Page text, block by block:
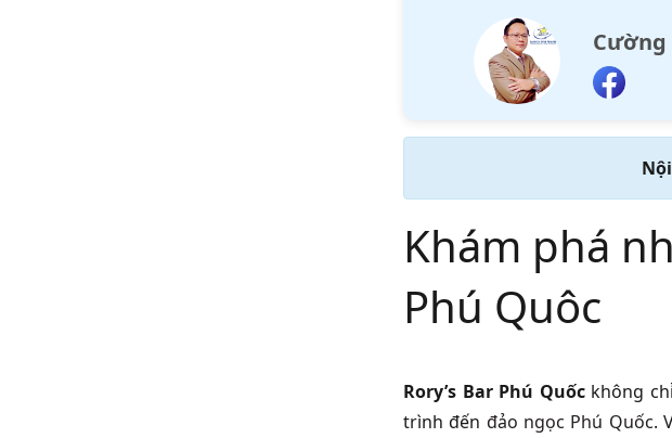
Khám phá
Phú Quôc
Rory’s Bar Phú Quốckhông
trình đến đảo ngọc Phú Quốc.